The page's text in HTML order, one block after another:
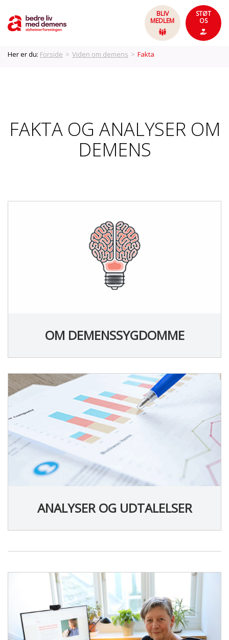
BLIV
MEDLEM
STØT
OS
Her er du: Forside > Viden om demens > Fakta
FAKTA OG ANALYSER OM
DEMENS
OM DEMENSSYGDOMME
ANALYSER OG UDTALELSER